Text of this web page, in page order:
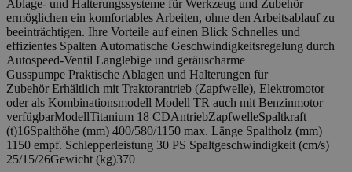
Ablage- und Halterungssysteme für Werkzeug und Zubehör
ermöglichen ein komfortables Arbeiten, ohne den Arbeitsablauf zu
beeinträchtigen. Ihre Vorteile auf einen Blick Schnelles und
effizientes Spalten Automatische Geschwindigkeitsregelung durch
Autospeed-Ventil Langlebige und geräuscharme
Gusspumpe Praktische Ablagen und Halterungen für
Zubehör Erhältlich mit Traktorantrieb (Zapfwelle), Elektromotor
oder als Kombinationsmodell Modell TR auch mit Benzinmotor
verfügbarModellTitanium 18 CDAntriebZapfwelleSpaltkraft
(t)16Spalthöhe (mm) 400/580/1150 max. Länge Spaltholz (mm)
1150 empf. Schlepperleistung 30 PS Spaltgeschwindigkeit (cm/s)
25/15/26Gewicht (kg)370